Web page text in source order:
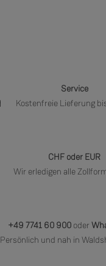
Service
Kostenfreie Lieferung
CHF oder EUR
Wir erledigen alle
+49 7741 60 900 oder
Persönlich und nah in